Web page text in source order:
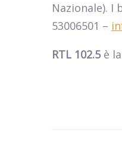
Nazionale). I
53006501 –
RTL 102.5è